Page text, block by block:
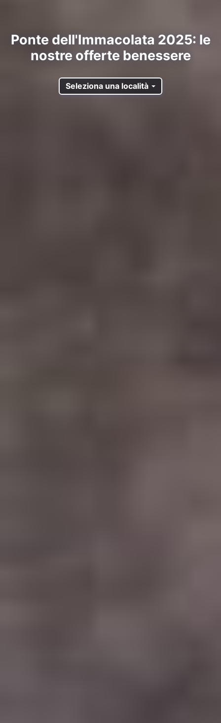
Ponte dell'Immacolata 2025: le
nostre offerte benessere
Seleziona una località